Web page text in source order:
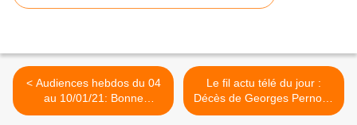
< Audiences hebdos du 04
au 10/01/21: Bonne
semaine pour TF1 et Fr2.
Le fil actu télé du jour :
Décès de Georges Pernoud
et Hubert Auriol, Les